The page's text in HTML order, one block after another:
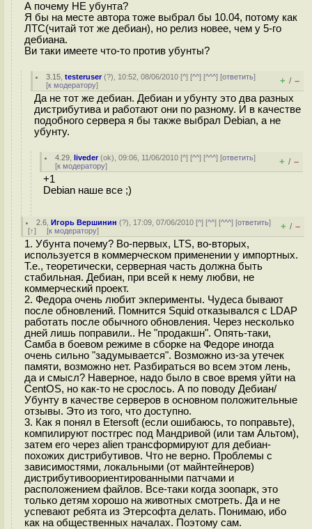
А почему НЕ убунта?
Я бы на месте автора тоже выбрал бы 10.04, потому как
ЛТС(читай тот же дебиан), но релиз новее, чем у 5-го
дебиана.
Ви таки имеете что-то против убунты?
3.15 ,testeruser(?), 10:52, 08/06/2010 [^] [^^] [^^^] [ответить]
[к модератору] + / –
Да не тот же дебиан. Дебиан и убунту это два разных
дистрибутива и работают они по разному. И в качестве
подобного сервера я бы также выбрал Debian, а не
убунту.
4.29 ,liveder(ok), 09:06, 11/06/2010 [^] [^^] [^^^] [ответить]
[к модератору] + / –
+1
Debian наше все ;)
2.6 ,Игорь Вершинин (?), 17:09, 07/06/2010 [^] [^^] [^^^] [ответить]
[↑] [к модератору] + / –
1. Убунта почему? Во-первых, LTS, во-вторых,
используется в коммерческом применении у импортных.
Т.е., теоретически, серверная часть должна быть
стабильная. Дебиан, при всей к нему любви, не
коммерческий проект.
2. Федора очень любит экперименты. Чудеса бывают
после обновлений. Помнится Squid отказывался с LDAP
работать после обычного обновления. Через несколько
дней лишь поправили.. Не "продакшн". Опять-таки,
Самба в боевом режиме в сборке на Федоре иногда
очень сильно "задумывается". Возможно из-за утечек
памяти, возможно нет. Разбираться во всем этом лень,
да и смысл? Наверное, надо было в свое время уйти на
CentOS, но как-то не срослось. А по поводу Дебиан/
Убунту в качестве серверов в основном положительные
отзывы. Это из того, что доступно.
3. Как я понял в Etersoft (если ошибаюсь, то поправьте),
компилируют постгрес под Мандривой (или там Альтом),
затем его через alien трансформируют для дебиан-
похожих дистрибутивов. Что не верно. Проблемы с
зависимостями, локальными (от майнтейнеров)
дистрибутивоориентированными патчами и
расположением файлов. Все-таки когда зоопарк, это
только детям хорошо на животных смотреть. Да и не
успевают ребята из Этерсофта делать. Понимаю, ибо
как на общественных началах. Поэтому сам.